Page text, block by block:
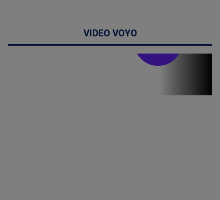
VIDEO VOYO